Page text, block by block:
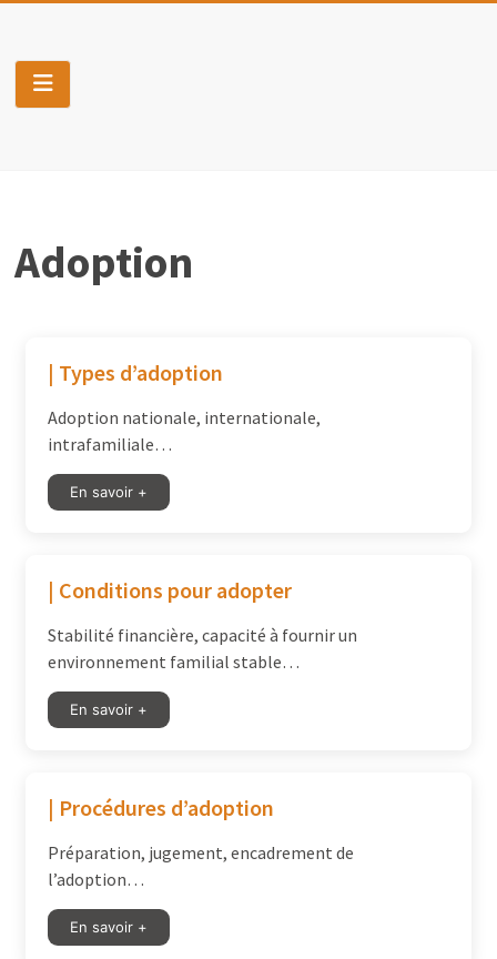
content
Pro-
J
&
professionnel
Adoption
| Types d’adoption
Adoption nationale, internationale,
intrafamiliale…
En savoir +
| Conditions pour adopter
Stabilité financière, capacité à fournir un
environnement familial stable…
En savoir +
| Procédures d’adoption
Préparation, jugement, encadrement de
l’adoption…
En savoir +